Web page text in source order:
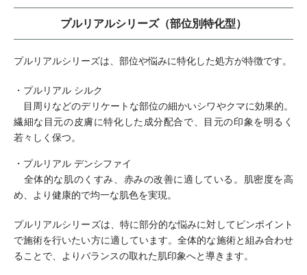
プルリアルシリーズ（部位別特化型）
プルリアルシリーズは、部位や悩みに特化した処方が特徴です。
・プルリアル シルク
目周りなどのデリケートな部位の細かいシワやクマに効果的。
繊細な目元の皮膚に特化した成分配合で、目元の印象を明るく
若々しく保つ。
・プルリアル デンシファイ
全体的な肌のくすみ、赤みの改善に適している。肌密度を高
め、より健康的で均一な肌色を実現。
プルリアルシリーズは、特に部分的な悩みに対してピンポイント
で施術を行いたい方に適しています。全体的な施術と組み合わせ
ることで、よりバランスの取れた肌印象へと導きます。